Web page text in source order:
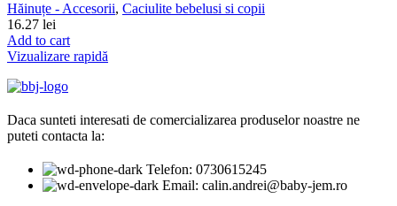
Hăinuțe - Accesorii, Caciulite bebelusi si copii
16.27 lei
Add to cart
Vizualizare rapidă
Daca sunteti interesati de comercializarea produselor noastre ne
puteti contacta la:
Telefon: 0730615245
Email: calin.andrei@baby-jem.ro